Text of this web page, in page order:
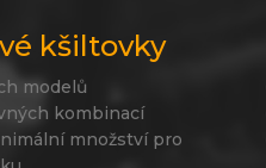
kšiltovky
modelů
kombinací
množství pro